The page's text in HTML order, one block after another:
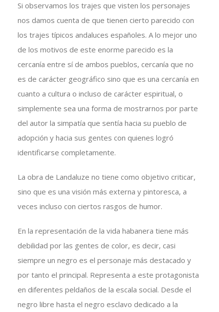
Si observamos los trajes que visten los personajes
nos damos cuenta de que tienen cierto parecido con
los trajes típicos andaluces españoles. A lo mejor uno
de los motivos de este enorme parecido es la
cercanía entre sí de ambos pueblos, cercanía que no
es de carácter geográfico sino que es una cercanía en
cuanto a cultura o incluso de carácter espiritual, o
simplemente sea una forma de mostrarnos por parte
del autor la simpatía que sentía hacia su pueblo de
adopción y hacia sus gentes con quienes logró
identificarse completamente.
La obra de Landaluze no tiene como objetivo criticar,
sino que es una visión más externa y pintoresca, a
veces incluso con ciertos rasgos de humor.
En la representación de la vida habanera tiene más
debilidad por las gentes de color, es decir, casi
siempre un negro es el personaje más destacado y
por tanto el principal. Representa a este protagonista
en diferentes peldaños de la escala social. Desde el
negro libre hasta el negro esclavo dedicado a la